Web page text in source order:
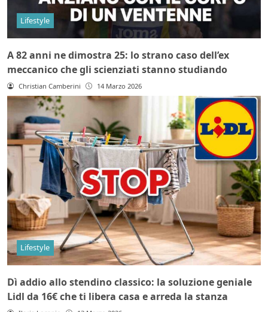
Lifestyle
A 82 anni ne dimostra 25: lo strano caso dell’ex
meccanico che gli scienziati stanno studiando
Christian Camberini 14 Marzo 2026
Lifestyle
Dì addio allo stendino classico: la soluzione geniale
Lidl da 16€ che ti libera casa e arreda la stanza